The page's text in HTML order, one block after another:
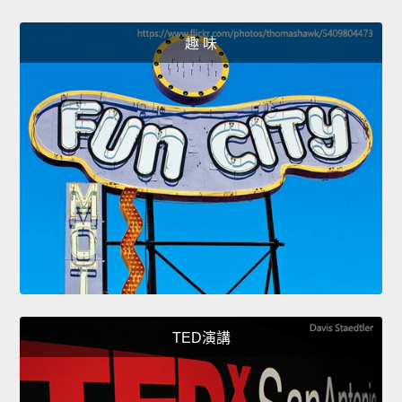
趣 味
TED演講